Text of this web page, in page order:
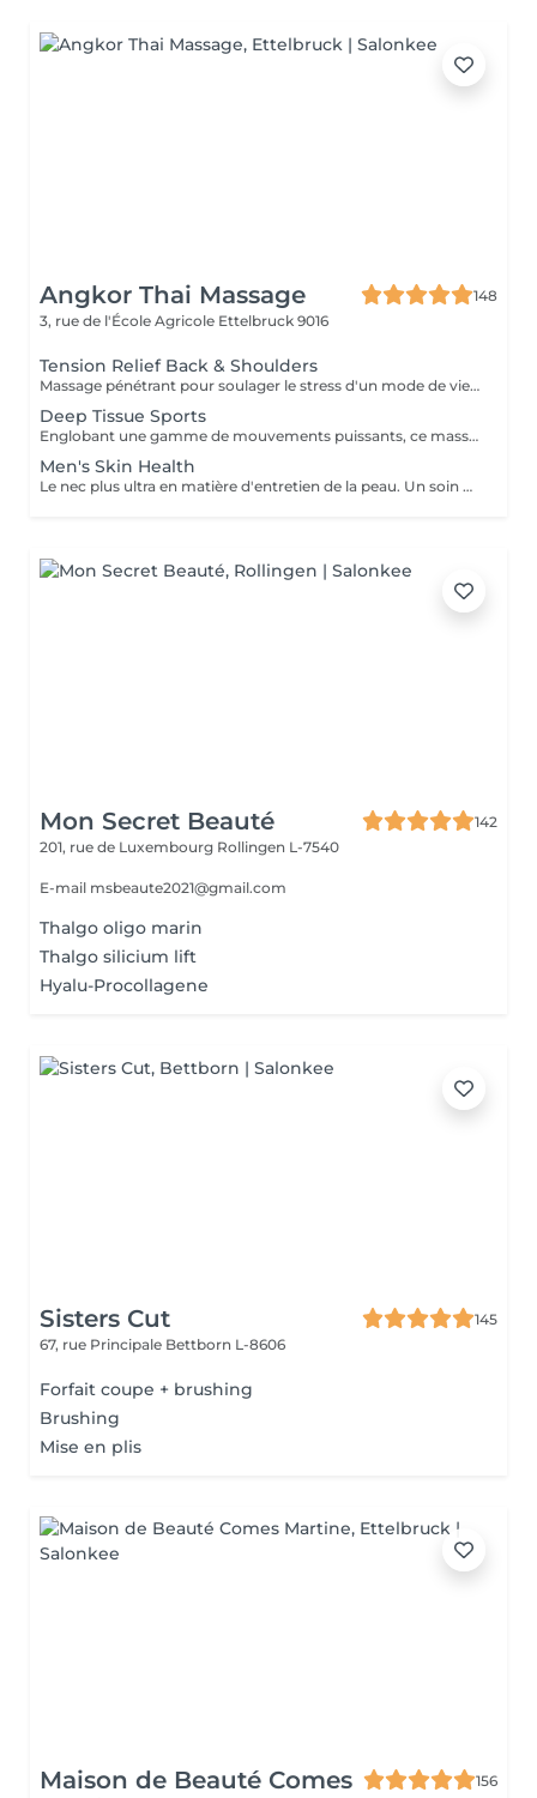
Angkor Thai Massage
148
3, rue de l'École Agricole Ettelbruck 9016
Tension Relief Back & Shoulders
Massage pénétrant pour soulager le stress d'un mode de vie trépidant ciblant les zones à problèmes de tension et des tissus et muscles conjonctifs du dos raides ou tendus.
Deep Tissue Sports
Englobant une gamme de mouvements puissants, ce massage revigorant combine un massage suédois classique avec des techniques de compression et de points de déclenchement pour réduire la douleur. Réchauffant le corps, il stimule les muscles des cuisses, des épaules, des bras et du dos. Idéal pour les sportifs et les personnes souffrant de tensions
Men's Skin Health
Le nec plus ultra en matière d'entretien de la peau. Un soin du visage sur mesure conçut pour atténuer les ridules et récupérer la peau fatiguée. En plus d'un massage signature du visage, du cou et des épaules, exfolier, nettoyer, restaurer et protéger sont au cur de ce soin du visage pour ces messieurs.
Mon Secret Beauté
142
201, rue de Luxembourg Rollingen L-7540
E-mail msbeaute2021@gmail.com
Thalgo oligo marin
Thalgo silicium lift
Hyalu-Procollagene
Sisters Cut
145
67, rue Principale Bettborn L-8606
Forfait coupe + brushing
Brushing
Mise en plis
Maison de Beauté Comes
156